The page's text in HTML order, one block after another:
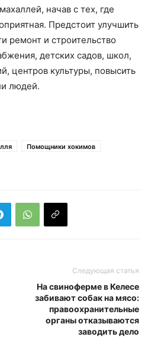
начав с тех, где
Предстоит улучшить
ремонт и строительство
детских садов, школ,
центров культуры, повысить
людей.
Помощники хокимов
Следующая статья
На свиноферме в Келесе
забивают собак на мясо:
правоохранительные
органы отказываются
заводить дело